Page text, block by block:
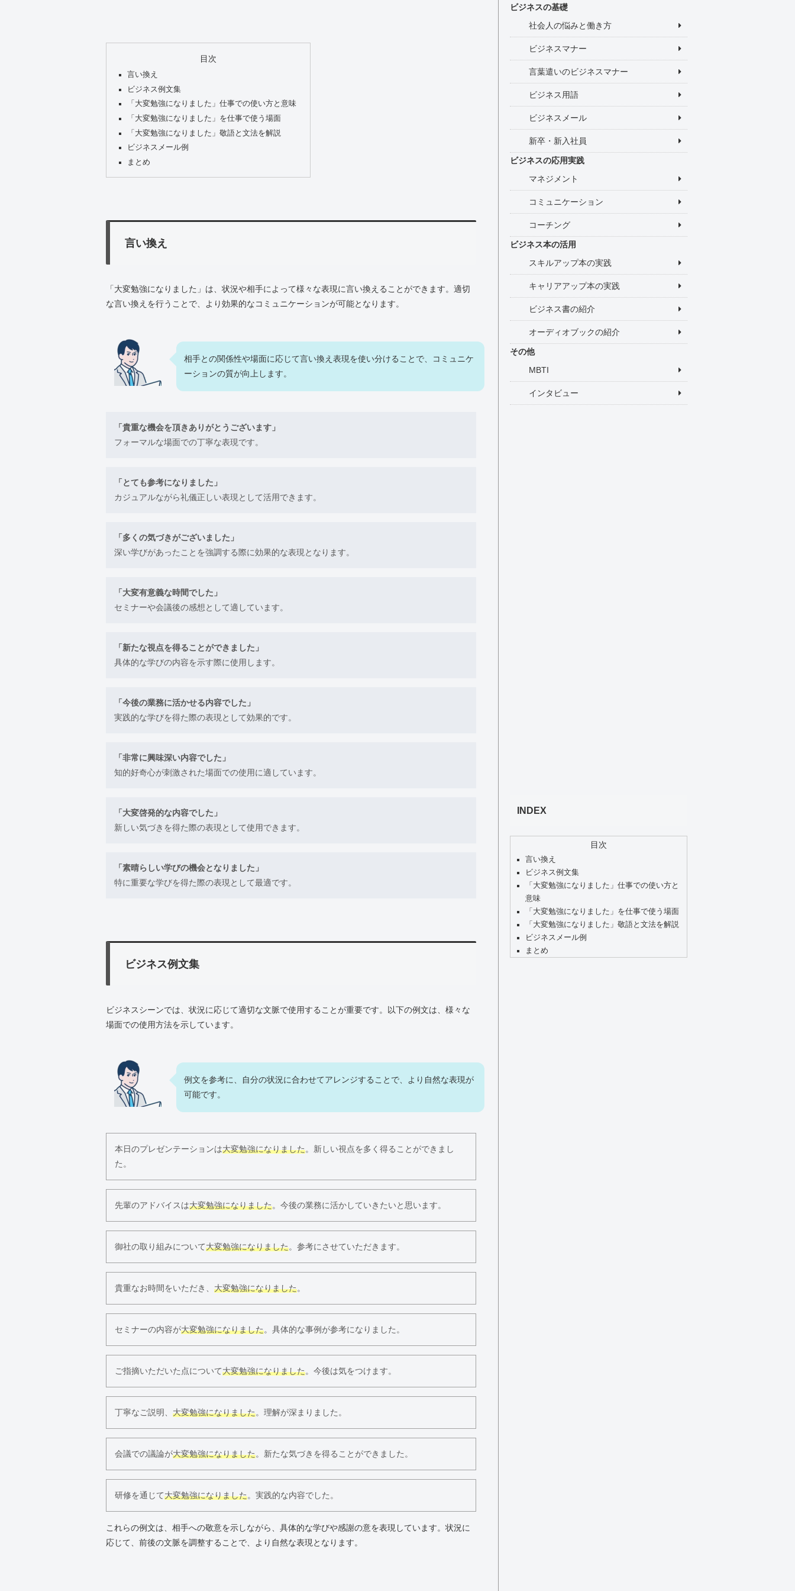
目次
言い換え
ビジネス例文集
「大変勉強になりました」仕事での使い方と意味
「大変勉強になりました」を仕事で使う場面
「大変勉強になりました」敬語と文法を解説
ビジネスメール例
まとめ
言い換え
「大変勉強になりました」は、状況や相手によって様々な表現に言い換えることができます。適切
な言い換えを行うことで、より効果的なコミュニケーションが可能となります。
相手との関係性や場面に応じて言い換え表現を使い分けることで、コミュニケ
ーションの質が向上します。
「貴重な機会を頂きありがとうございます」
フォーマルな場面での丁寧な表現です。
「とても参考になりました」
カジュアルながら礼儀正しい表現として活用できます。
「多くの気づきがございました」
深い学びがあったことを強調する際に効果的な表現となります。
「大変有意義な時間でした」
セミナーや会議後の感想として適しています。
「新たな視点を得ることができました」
具体的な学びの内容を示す際に使用します。
「今後の業務に活かせる内容でした」
実践的な学びを得た際の表現として効果的です。
「非常に興味深い内容でした」
知的好奇心が刺激された場面での使用に適しています。
「大変啓発的な内容でした」
新しい気づきを得た際の表現として使用できます。
「素晴らしい学びの機会となりました」
特に重要な学びを得た際の表現として最適です。
ビジネス例文集
ビジネスシーンでは、状況に応じて適切な文脈で使用することが重要です。以下の例文は、様々な
場面での使用方法を示しています。
例文を参考に、自分の状況に合わせてアレンジすることで、より自然な表現が
可能です。
本日のプレゼンテーションは大変勉強になりました。新しい視点を多く得ることができまし
た。
先輩のアドバイスは大変勉強になりました。今後の業務に活かしていきたいと思います。
御社の取り組みについて大変勉強になりました。参考にさせていただきます。
貴重なお時間をいただき、 大変勉強になりました。
セミナーの内容が大変勉強になりました。具体的な事例が参考になりました。
ご指摘いただいた点について大変勉強になりました。今後は気をつけます。
丁寧なご説明、 大変勉強になりました。理解が深まりました。
会議での議論が大変勉強になりました。新たな気づきを得ることができました。
研修を通じて大変勉強になりました。実践的な内容でした。
これらの例文は、相手への敬意を示しながら、具体的な学びや感謝の意を表現しています。状況に
応じて、前後の文脈を調整することで、より自然な表現となります。
ビジネスの基礎
社会人の悩みと働き方
ビジネスマナー
言葉遣いのビジネスマナー
ビジネス用語
ビジネスメール
新卒・新入社員
ビジネスの応用実践
マネジメント
コミュニケーション
コーチング
ビジネス本の活用
スキルアップ本の実践
キャリアアップ本の実践
ビジネス書の紹介
オーディオブックの紹介
その他
MBTI
インタビュー
INDEX
目次
言い換え
ビジネス例文集
「大変勉強になりました」仕事での使い方と
意味
「大変勉強になりました」を仕事で使う場面
「大変勉強になりました」敬語と文法を解説
ビジネスメール例
まとめ